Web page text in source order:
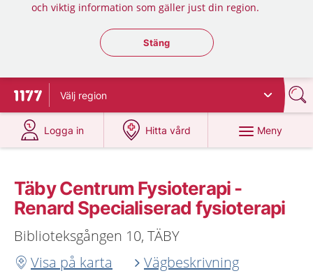
och viktig information som gäller just din region.
Stäng regionsväljaren
Stäng
Till startsidan för 1177
Välj region
Logga in
på 1177.se
Hitta vård
på 1177.se
Meny
Täby Centrum Fysioterapi -
Renard Specialiserad fysioterapi
Biblioteksgången 10, TÄBY
Visa på karta
Vägbeskrivning